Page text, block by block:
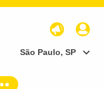
São Paulo, SP